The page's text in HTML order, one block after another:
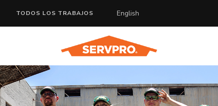
TODOS LOS TRABAJOS English